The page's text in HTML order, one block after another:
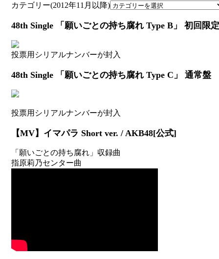
カテゴリー(2012年11月以降)
48th Single 「願いごとの持ち腐れ Type B」 初回限
投票用シリアルナンバーが封入
48th Single 「願いごとの持ち腐れ Type C」 通常盤
投票用シリアルナンバーが封入
【MV】イマパラ Short ver. / AKB48[公式]
「願いごとの持ち腐れ」収録曲
指原莉乃センター曲